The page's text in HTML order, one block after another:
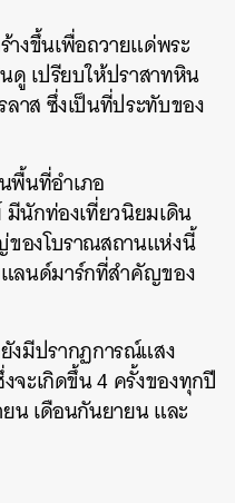
งขึ้นเพื่อถวายแด่พระ
ดู เปรียบให้ปราสาทหิน
าส ซึ่งเป็นที่ประทับของ
พื้นที่อำเภอ
มีนักท่องเที่ยวนิยมเดิน
ของโบราณสถานแห่งนี้
ลนด์มาร์กที่สำคัญของ
งมีปรากฏการณ์แสง
จะเกิดขึ้น 4 ครั้งของทุกปี
น เดือนกันยายน และ